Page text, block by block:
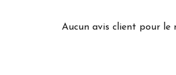
Aucun avis client pour le